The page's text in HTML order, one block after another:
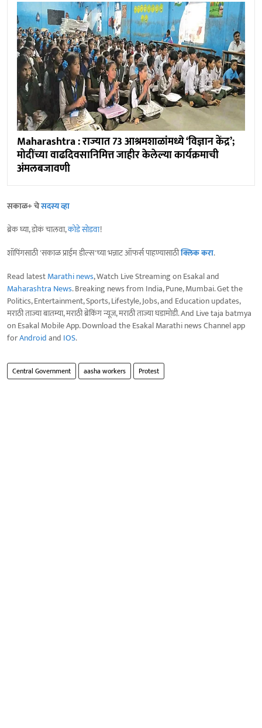
Maharashtra : राज्यात 73 आश्रमशाळांमध्ये ‘विज्ञान केंद्र’;
मोदींच्या वाढदिवसानिमित्त जाहीर केलेल्या कार्यक्रमाची
अंमलबजावणी
सकाळ+ चेसदस्य व्हा
ब्रेक घ्या, डोकं चालवा,कोडे सोडवा!
शॉपिंगसाठी 'सकाळ प्राईम डील्स'च्या भन्नाट ऑफर्स पाहण्यासाठीक्लिक करा.
Read latestMarathi news, Watch Live Streaming on Esakal and
Maharashtra News. Breaking news from India, Pune, Mumbai. Get the
Politics, Entertainment, Sports, Lifestyle, Jobs, and Education updates,
मराठी ताज्या बातम्या, मराठी ब्रेकिंग न्यूज, मराठी ताज्या घडामोडी. And Live taja batmya
on Esakal Mobile App. Download the Esakal Marathi news Channel app
forAndroidand IOS.
Central Government aasha workers Protest